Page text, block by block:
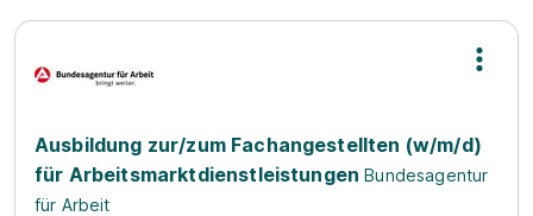
Ausbildung zur/zum Fachangestellten (w/m/d)
für Arbeitsmarktdienstleistungen Bundesagentur
für Arbeit